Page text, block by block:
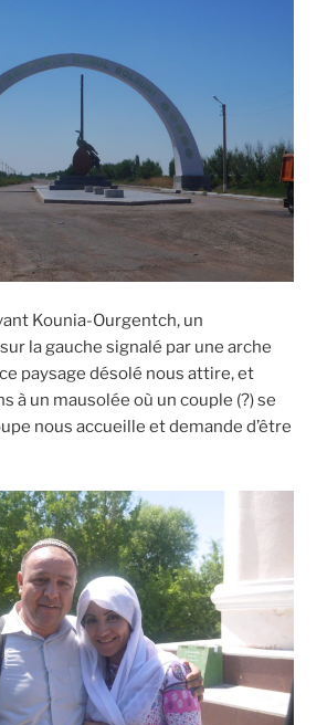
Kounia-Ourgentch, un
la gauche signalé par une arche
paysage désolé nous attire, et
à un mausolée où un couple (?) se
nous accueille et demande d’être